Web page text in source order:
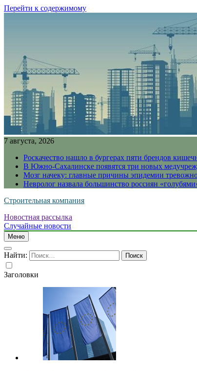
Перейти к содержимому
7 августа, 2026
Роскачество нашло в бургерах пяти брендов
В Южно-Сахалинске появятся три новых
Мозг начеку: главные причины эпидемии
Невролог назвала большинство россиян
Строительная компания
Новостная рассылка
Случайные новости
Меню
Найти:
Заголовки